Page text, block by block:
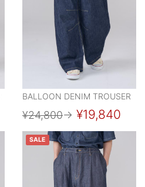
BALLOON DENIM TROUSER
¥24,800→ ¥19,840
SALE